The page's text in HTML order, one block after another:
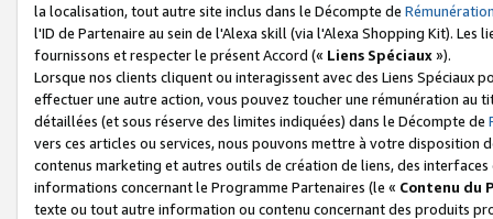
la localisation, tout autre site inclus dans le Décompte de
l'ID de Partenaire au sein de l'Alexa skill (via l'Alexa Shopping Kit).
fournissons et respecter le présent Accord (« Liens Spéciaux»).
Lorsque nos clients cliquent ou interagissent avec des Liens Spéciaux
effectuer une autre action, vous pouvez toucher une rémunération
détaillées (et sous réserve des limites indiquées) dans le Décompte de
vers ces articles ou services, nous pouvons mettre à votre disposition
contenus marketing et autres outils de création de liens, des
informations concernant le Programme Partenaires (le « Contenu du
texte ou tout autre information ou contenu concernant des produits